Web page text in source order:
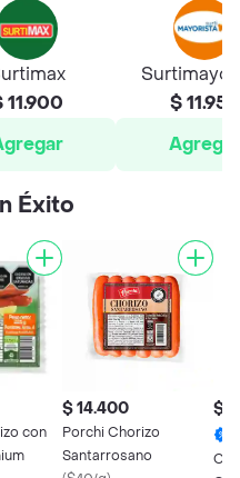
11.900
$ 11.950
Agregar
Éxito
$ 14.400
Porchi Chorizo
Santarrosano
$